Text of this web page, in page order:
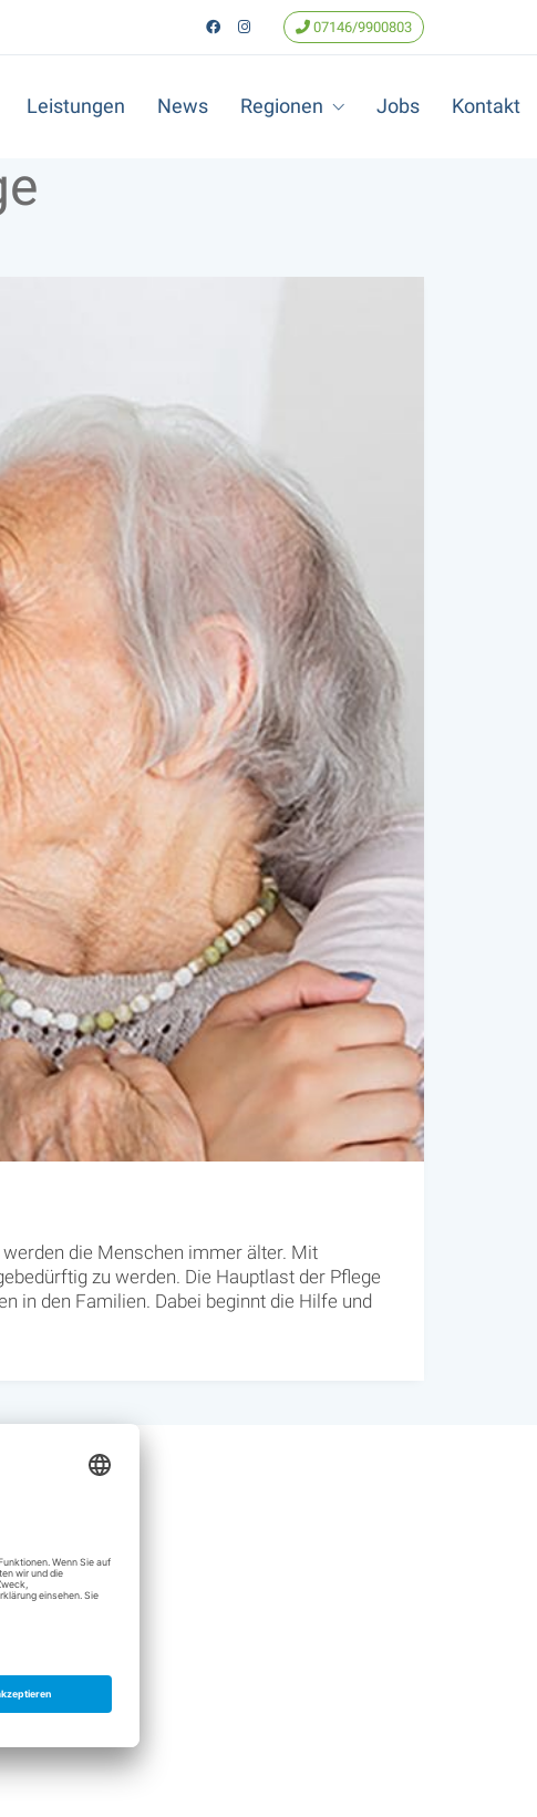
07146/9900803
Leistungen News Regionen Jobs Kontakt
die Menschen immer älter. Mit
zu werden. Die Hauptlast der Pflege
in den Familien. Dabei beginnt die Hilfe und